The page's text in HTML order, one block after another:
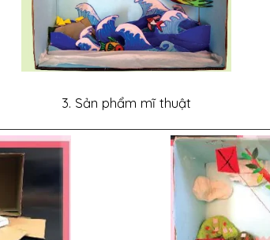
3. Sản phẩm mĩ thuật